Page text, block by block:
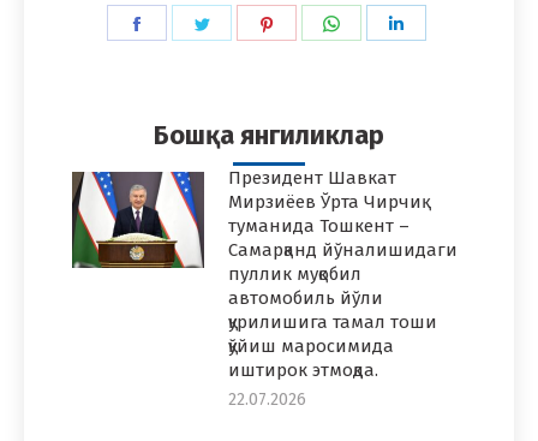
Share
Share
Share
Share
Бошқа янгиликлар
Президент Шавкат
Мирзиёев Ўрта Чирчиқ
туманида Тошкент –
Самарқанд йўналишидаги
пуллик муқобил
автомобиль йўли
қурилишига тамал тоши
қўйиш маросимида
иштирок этмоқда.
22.07.2026